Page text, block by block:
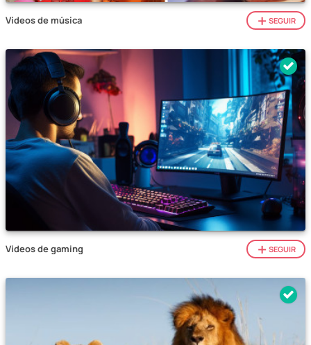
Vídeos de música SEGUIR
Vídeos de gaming SEGUIR